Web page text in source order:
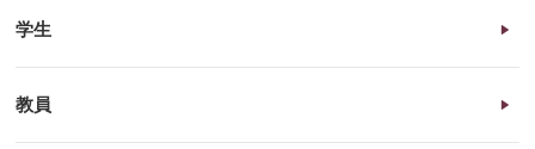
学生
教員